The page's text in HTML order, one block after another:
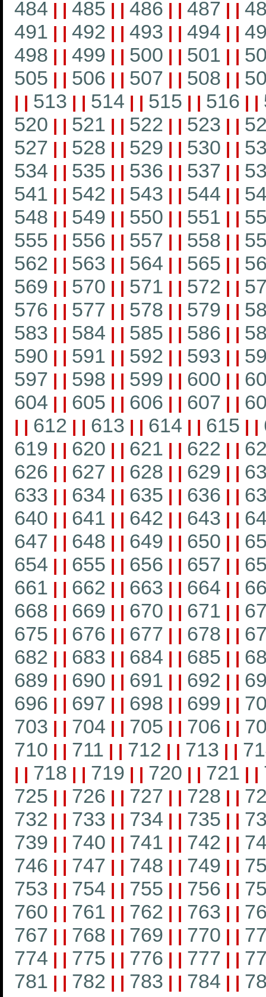
484 | | 485 | | 486 | | 487 | |
491 | | 492 | | 493 | | 494 | |
498 | | 499 | | 500 | | 501 | |
505 | | 506 | | 507 | | 508 | |
| | 513 | | 514 | | 515 | | 516 | |
520 | | 521 | | 522 | | 523 | |
527 | | 528 | | 529 | | 530 | |
534 | | 535 | | 536 | | 537 | |
541 | | 542 | | 543 | | 544 | |
548 | | 549 | | 550 | | 551 | |
555 | | 556 | | 557 | | 558 | |
562 | | 563 | | 564 | | 565 | |
569 | | 570 | | 571 | | 572 | |
576 | | 577 | | 578 | | 579 | |
583 | | 584 | | 585 | | 586 | |
590 | | 591 | | 592 | | 593 | |
597 | | 598 | | 599 | | 600 | |
604 | | 605 | | 606 | | 607 | |
| | 612 | | 613 | | 614 | | 615 | |
619 | | 620 | | 621 | | 622 | |
626 | | 627 | | 628 | | 629 | |
633 | | 634 | | 635 | | 636 | |
640 | | 641 | | 642 | | 643 | |
647 | | 648 | | 649 | | 650 | |
654 | | 655 | | 656 | | 657 | |
661 | | 662 | | 663 | | 664 | |
668 | | 669 | | 670 | | 671 | |
675 | | 676 | | 677 | | 678 | |
682 | | 683 | | 684 | | 685 | |
689 | | 690 | | 691 | | 692 | |
696 | | 697 | | 698 | | 699 | |
703 | | 704 | | 705 | | 706 | |
710 | | 711 | | 712 | | 713 | |
| | 718 | | 719 | | 720 | | 721 | |
725 | | 726 | | 727 | | 728 | |
732 | | 733 | | 734 | | 735 | |
739 | | 740 | | 741 | | 742 | |
746 | | 747 | | 748 | | 749 | |
753 | | 754 | | 755 | | 756 | |
760 | | 761 | | 762 | | 763 | |
767 | | 768 | | 769 | | 770 | |
774 | | 775 | | 776 | | 777 | |
781 | | 782 | | 783 | | 784 | |